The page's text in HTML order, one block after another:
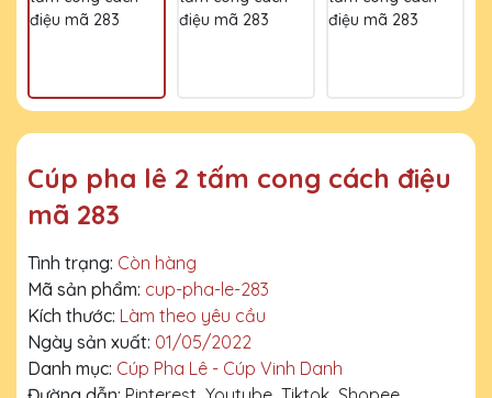
Cúp pha lê 2 tấm cong cách điệu
mã 283
Tình trạng: Còn hàng
Mã sản phẩm: cup-pha-le-283
Kích thước: Làm theo yêu cầu
Ngày sản xuất: 01/05/2022
Danh mục: Cúp Pha Lê - Cúp Vinh Danh